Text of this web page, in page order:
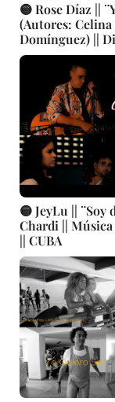
🟡 Rose Díaz ||
(Autores:
Domínguez) ||
Cabello ||
cubana -
Videoclip || CUBA
🟡 JeyLu ||
Chardi ||
|| CUBA